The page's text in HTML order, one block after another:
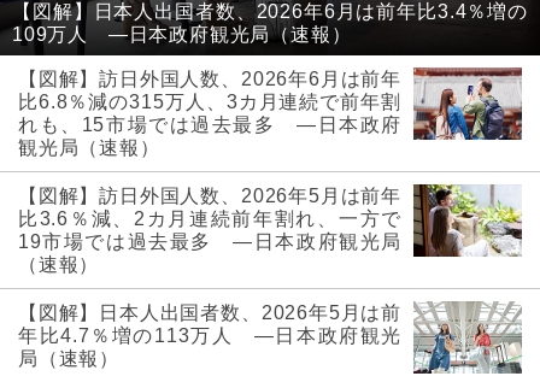
【図解】日本人出国者数、2026年6月は前年比3.4％増の
109万人 ―日本政府観光局（速報）
【図解】訪日外国人数、2026年6月は前年
比6.8％減の315万人、3カ月連続で前年割
れも、15市場では過去最多 ―日本政府
観光局（速報）
【図解】訪日外国人数、2026年5月は前年
比3.6％減、2カ月連続前年割れ、一方で
19市場では過去最多 ―日本政府観光局
（速報）
【図解】日本人出国者数、2026年5月は前
年比4.7％増の113万人 ―日本政府観光
局（速報）